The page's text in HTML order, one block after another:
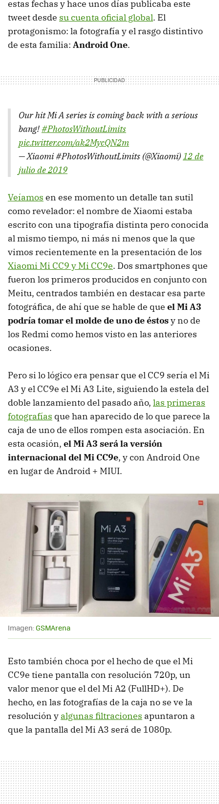
estas fechas y hace unos días publicaba este
tweet desde su cuenta oficial global. El
protagonismo: la fotografía y el rasgo distintivo
de esta familia: Android One.
Our hit Mi A series is coming back with a serious
bang!#PhotosWithoutLimits
pic.twitter.com/ak2MycQN2m
— Xiaomi #PhotosWithoutLimits (@Xiaomi)12 de
julio de 2019
Veíamos en ese momento un detalle tan sutil
como revelador: el nombre de Xiaomi estaba
escrito con una tipografía distinta pero conocida
al mismo tiempo, ni más ni menos que la que
vimos recientemente en la presentación de los
Xiaomi Mi CC9 y Mi CC9e. Dos smartphones que
fueron los primeros producidos en conjunto con
Meitu, centrados también en destacar esa parte
fotográfica, de ahí que se hable de que el Mi A3
podría tomar el molde de uno de éstosy no de
los Redmi como hemos visto en las anteriores
ocasiones.
Pero si lo lógico era pensar que el CC9 sería el Mi
A3 y el CC9e el Mi A3 Lite, siguiendo la estela del
doble lanzamiento del pasado año, las primeras
fotografías que han aparecido de lo que parece la
caja de uno de ellos rompen esta asociación. En
esta ocasión, el Mi A3 será la versión
internacional del Mi CC9e, y con Android One
en lugar de Android + MIUI.
Imagen:GSMArena
Esto también choca por el hecho de que el Mi
CC9e tiene pantalla con resolución 720p, un
valor menor que el del Mi A2 (FullHD+). De
hecho, en las fotografías de la caja no se ve la
resolución y algunas filtraciones apuntaron a
que la pantalla del Mi A3 será de 1080p.